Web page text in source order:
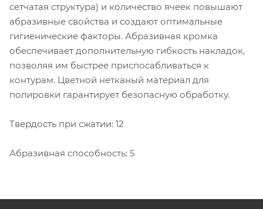
сетчатая структура) и количество ячеек повышают
абразивные свойства и создают оптимальные
гигиенические факторы. Абразивная кромка
обеспечивает дополнительную гибкость накладок,
позволяя им быстрее приспосабливаться к
контурам. Цветной нетканый материал для
полировки гарантирует безопасную обработку.
Твердость при сжатии: 12
Абразивная способность: 5